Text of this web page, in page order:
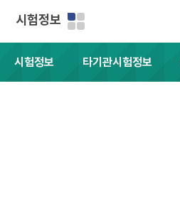
시험정보
시험정보 타기관시험정보